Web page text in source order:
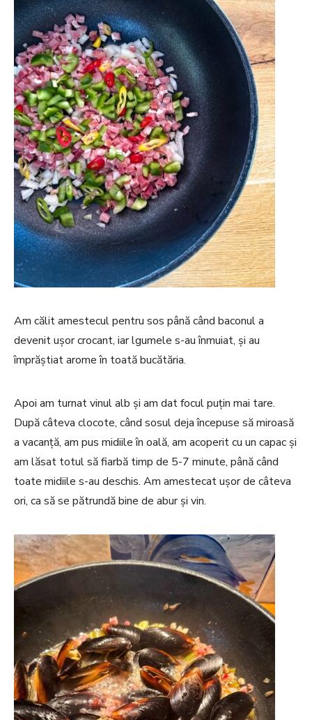
Am călit amestecul pentru sos până când baconul a
devenit ușor crocant, iar lgumele s-au înmuiat, și au
împrăștiat arome în toată bucătăria.
Apoi am turnat vinul alb și am dat focul puțin mai tare.
După câteva clocote, când sosul deja începuse să miroasă
a vacanță, am pus midiile în oală, am acoperit cu un capac și
am lăsat totul să fiarbă timp de 5-7 minute, până când
toate midiile s-au deschis. Am amestecat ușor de câteva
ori, ca să se pătrundă bine de abur și vin.